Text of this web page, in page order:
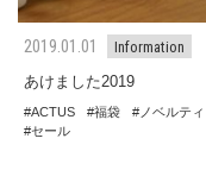
2019.01.01
Information
あけました2019
ACTUS 福袋
ノベルティ
セール